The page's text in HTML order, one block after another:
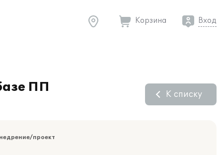
Корзина Вход
ПП
К списку
проект